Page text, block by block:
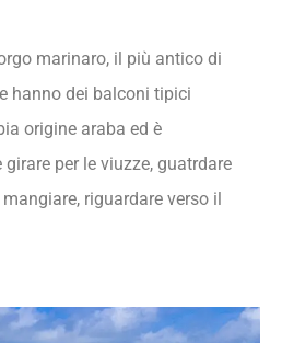
marinaro, il più antico di
hanno dei balconi tipici
origine araba ed è
per le viuzze, guatrdare
riguardare verso il